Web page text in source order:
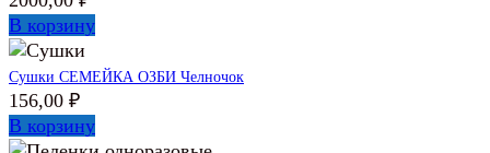
В корзину
Сушки СЕМЕЙКА ОЗБИ Челночок
156,00 ₽
В корзину